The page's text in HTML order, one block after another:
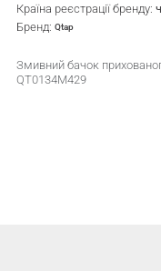
Країна реєстрації бренду:
Бренд: Qtap
Змивний бачок
QT0134M429